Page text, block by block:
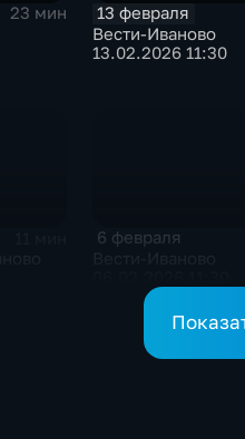
23 мин
13 февраля
Вести-Иваново
13.02.2026 11:30
6 февраля